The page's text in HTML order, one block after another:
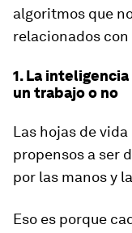
algoritmos que
relacionados
1. La
un trabajo o no
Las hojas de
propensos a ser
por las manos y
Eso es porque